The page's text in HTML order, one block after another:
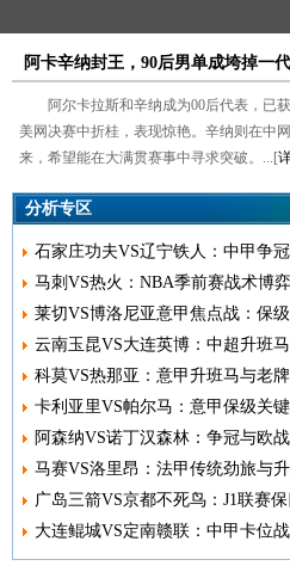
阿卡辛纳封王，90后男单成垮掉一
阿尔卡拉斯和辛纳成为00后代表，已
美网决赛中折桂，表现惊艳。辛纳则在中
来，希望能在大满贯赛事中寻求突破。...[
分析专区
石家庄功夫VS辽宁铁人：中甲争
马刺VS热火：NBA季前赛战术博
莱切VS博洛尼亚意甲焦点战：保
云南玉昆VS大连英博：中超升班
科莫VS热那亚：意甲升班马与老
卡利亚里VS帕尔马：意甲保级关
阿森纳VS诺丁汉森林：争冠与欧
马赛VS洛里昂：法甲传统劲旅与
广岛三箭VS京都不死鸟：J1联赛
大连鲲城VS定南赣联：中甲卡位